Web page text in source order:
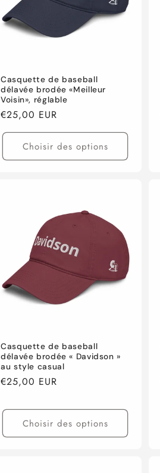
Casquette de baseball
délavée brodée «Meilleur
Voisin», réglable
Prix
habituel
€25,00 EUR
Choisir des options
Casquette de baseball
délavée brodée « Davidson »
au style casual
Prix
€25,00 EUR
Choisir des options